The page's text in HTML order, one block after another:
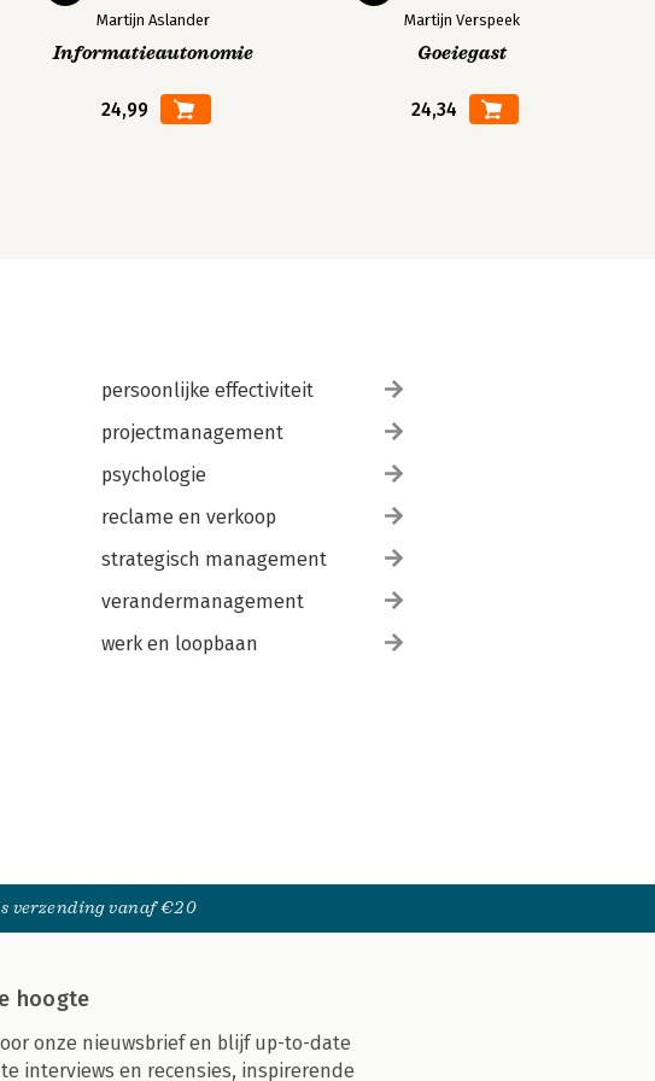
Martijn Aslander
Informatieautonomie
24,99
Martijn Verspeek
Goeiegast
24,34
persoonlijke effectiviteit
projectmanagement
psychologie
reclame en verkoop
strategisch management
verandermanagement
werk en loopbaan
verzending vanaf €20
hoogte
onze nieuwsbrief en blijf up-to-date
interviews en recensies, inspirerende